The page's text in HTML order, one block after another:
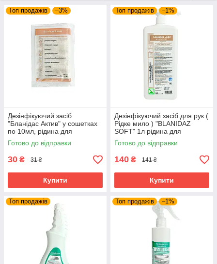
Топ продажів –3%
Дезінфікуючий засіб
"Бланідас Актив" у сошетках
по 10мл, рідина для
дезінфекції інструменту у
пакетиках
Готово до відправки
30 ₴ 31 ₴
Купити
Топ продажів –1%
Дезінфікуючий засіб для рук (
Рідке мило ) "BLANIDAZ
SOFT" 1л рідина для
стерилізації, дезінфектор
Готово до відправки
140 ₴ 141 ₴
Купити
Топ продажів Топ продажів –1%